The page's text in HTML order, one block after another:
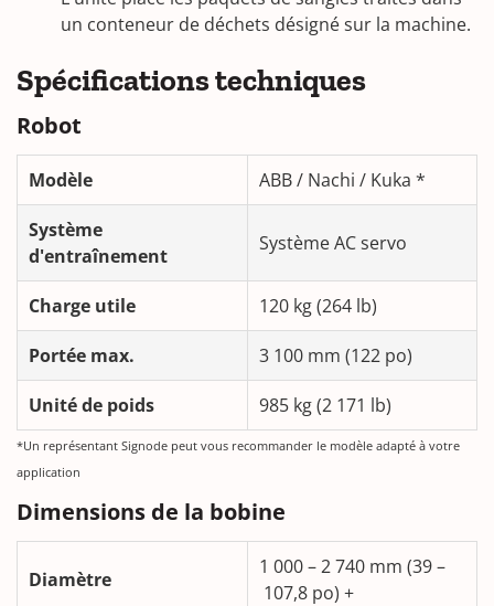
un conteneur de déchets désigné sur la machine.
Spécifications techniques
Robot
Modèle ABB / Nachi / Kuka *
Système
d'entraînement
Système AC servo
Charge utile 120 kg (264 lb)
Portée max. 3 100 mm (122 po)
Unité de poids 985 kg (2 171 lb)
*Un représentant Signode peut vous recommander le modèle adapté à votre
application
Dimensions de la bobine
Diamètre
1 000 – 2 740 mm (39 –
107,8 po) +